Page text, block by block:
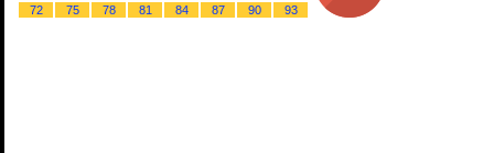
72
75 78 81 84 87 90 93